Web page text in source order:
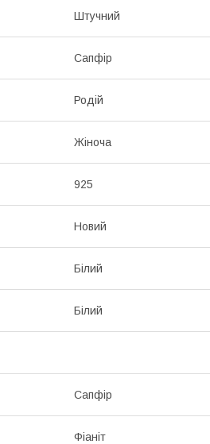
Штучний
Сапфір
Родій
Жіноча
925
Новий
Білий
Білий
Сапфір
Фіаніт